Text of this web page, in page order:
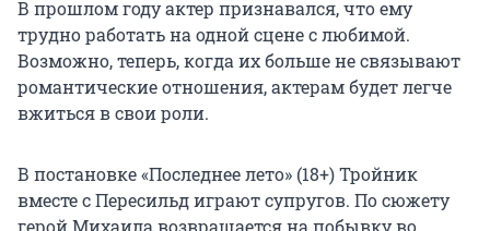
В прошлом году актер признавался, что ему
трудно работать на одной сцене с любимой.
Возможно, теперь, когда их больше не связывают
романтические отношения, актерам будет легче
вжиться в свои роли.
В постановке «Последнее лето» (18+) Тройник
вместе с Пересильд играют супругов. По сюжету
герой Михаила возвращается на побывку во